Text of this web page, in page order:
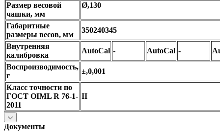
Размер весовой
чашки, мм
Ø,130
Габаритные
размеры весов, мм
350240345
Внутренняя
калибровка
AutoCal - AutoCal -
Воспроизводимость,
г
±,0,001
Класс точности по
ГОСТ OIML R 76-1-
2011
II
Документы